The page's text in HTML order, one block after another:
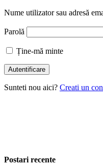
Nume utilizator sau adresă
Parolă
Ține-mă minte
Sunteti nou aici? Creati un
Postari recente